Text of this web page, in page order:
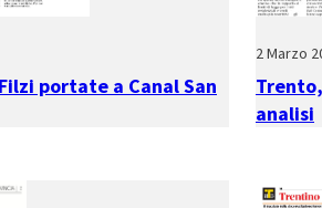
portate a Canal San
2 Marzo
analisi